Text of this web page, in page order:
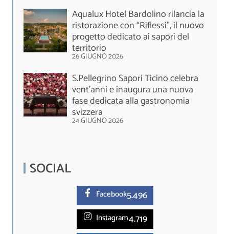
Aqualux Hotel Bardolino rilancia la
ristorazione con “Riflessi”, il nuovo
progetto dedicato ai sapori del
territorio
26 GIUGNO 2026
S.Pellegrino Sapori Ticino celebra
vent'anni e inaugura una nuova
fase dedicata alla gastronomia
svizzera
24 GIUGNO 2026
SOCIAL
Facebook5.496
Instagram4.719